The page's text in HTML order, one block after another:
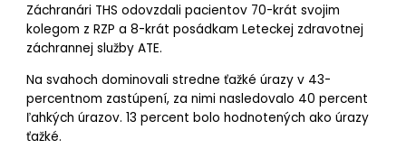
Záchranári THS odovzdali pacientov 70-krát svojim
kolegom z RZP a 8-krát posádkam Leteckej zdravotnej
záchrannej služby ATE.
Na svahoch dominovali stredne ťažké úrazy v 43-
percentnom zastúpení, za nimi nasledovalo 40 percent
ľahkých úrazov. 13 percent bolo hodnotených ako úrazy
ťažké.